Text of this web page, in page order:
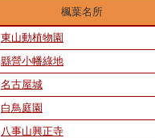
楓葉名所
東山動植物園
縣營小幡綠地
名古屋城
白鳥庭園
八事山興正寺